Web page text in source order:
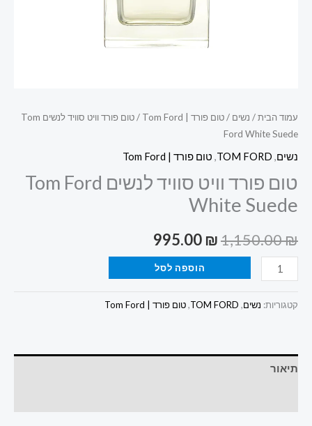
עמוד הבית/ נשים /טום פורד | Tom Ford
/ טום פורד וויט סוויד לנשים Tom
Ford White Suede
נשים,
TOM FORD
, טום פורד | Tom Ford
טום פורד וויט סוויד לנשים Tom Ford
White Suede
1,150.00₪
995.00 ₪
הוספה לסל
קטגוריות: נשים,
TOM FORD
,טום פורד | Tom Ford
תיאור